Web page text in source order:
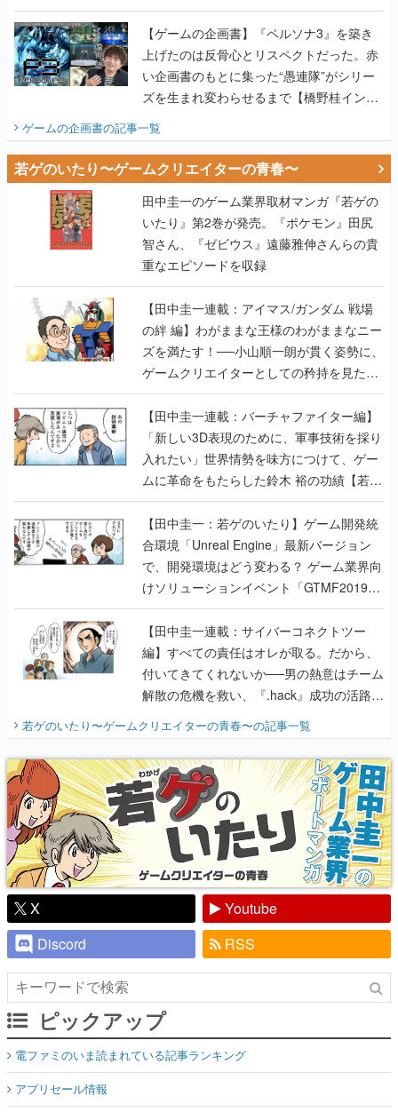
画書】
【ゲームの企画書】『ペルソナ3』を築き
上げたのは反骨心とリスペクトだった。赤
い企画書のもとに集った“愚連隊”がシリー
ズを生まれ変わらせるまで【橋野桂インタ
ゲームの企画書の記事一覧
若ゲのいたり〜ゲームクリエイターの青春〜
田中圭一のゲーム業界取材マンガ『若ゲの
いたり』第2巻が発売。『ポケモン』田尻
智さん、『ゼビウス』遠藤雅伸さんらの貴
重なエピソードを収録
【田中圭一連載：アイマス/ガンダム 戦場
の絆 編】わがままな王様のわがままなニー
ズを満たす！──小山順一朗が貫く姿勢に、
ゲームクリエイターとしての矜持を見た
【若ゲのいたり最終回】
【田中圭一連載：バーチャファイター編】
「新しい3D表現のために、軍事技術を採り
入れたい」世界情勢を味方につけて、ゲー
ムに革命をもたらした鈴木 裕の功績【若ゲ
のいたり】
【田中圭一：若ゲのいたり】ゲーム開発統
合環境「Unreal Engine」最新バージョン
で、開発環境はどう変わる？ ゲーム業界向
けソリューションイベント「GTMF2019」
に行って、より理解を深めよう【PR】
【田中圭一連載：サイバーコネクトツー
編】すべての責任はオレが取る。だから、
付いてきてくれないか──男の熱意はチーム
解散の危機を救い、『.hack』成功の活路を
『少年ジャンプ』色だった【若ゲのいた
り】
若ゲのいたり〜ゲームクリエイターの青春〜の記事一覧
X
Youtube
Discord
RSS
ピックアップ
電ファミのいま読まれている記事ランキング
アプリセール情報